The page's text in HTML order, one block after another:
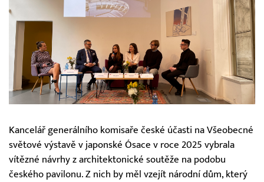
Kancelář generálního komisaře české účasti na Všeobecné
světové výstavě v japonské Ósace v roce 2025 vybrala
vítězné návrhy z architektonické soutěže na podobu
českého pavilonu. Z nich by měl vzejít národní dům, který